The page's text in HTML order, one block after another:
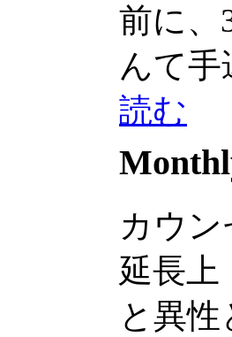
前に、
んて手
読む
カウ
延長上
と異